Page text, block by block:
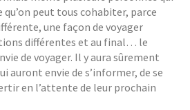
qu’on peut tous cohabiter, parce
une façon de voyager
différentes et au final… le
de voyager. Il y aura sûrement
auront envie de s’informer, de se
en l’attente de leur prochain